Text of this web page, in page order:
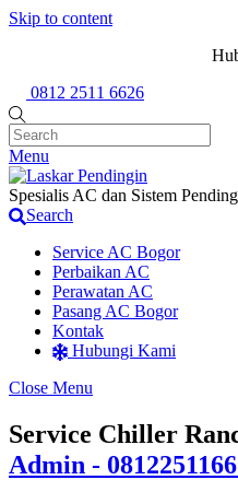
Skip to content
0812 2511 6626
Menu
Spesialis AC dan Sistem
Search
Service AC Bogor
Perbaikan AC
Perawatan AC
Pasang AC Bogor
Kontak
Hubungi Kami
Close Menu
Service Chiller
Admin -